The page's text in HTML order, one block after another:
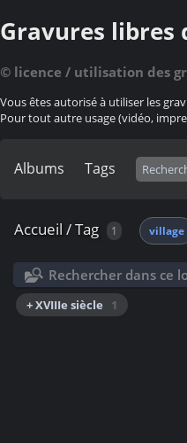
Gravures libres
© licence / utilisation des
Vous êtes autorisé à utiliser les
Pour tout autre usage (vidéo,
Albums Tags
Accueil /Tag 1 village
Rechercher dans ce
+ XVIIIe siècle
1